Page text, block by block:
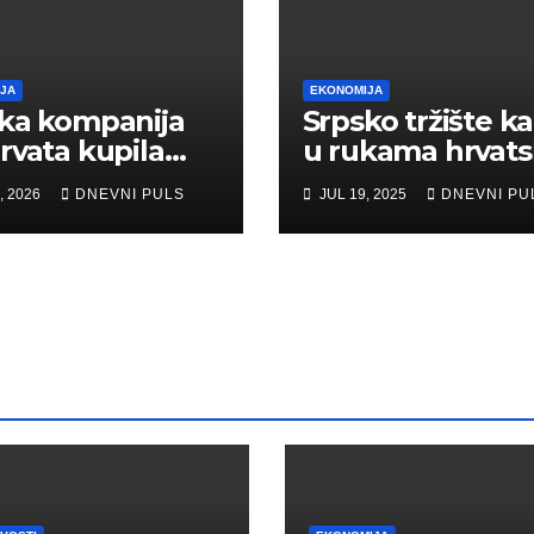
kompanija
kupila
2026 DNEVNI PULS
EKONOMIJA
Srpsko tržište
u rukama
tajkuna –
kontrola!
JUL 19, 2025 DNEVNI